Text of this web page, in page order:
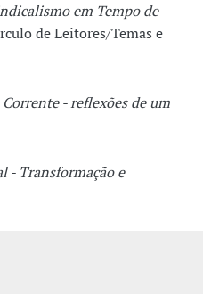
em Tempo de
de Leitores/Temas e
- reflexões de um
- Transformação e